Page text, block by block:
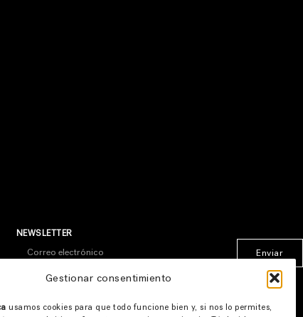
Gestionar consentimiento
usamos cookies para que todo funcione bien y, si nos lo permites,
NEWSLETTER
Enviar